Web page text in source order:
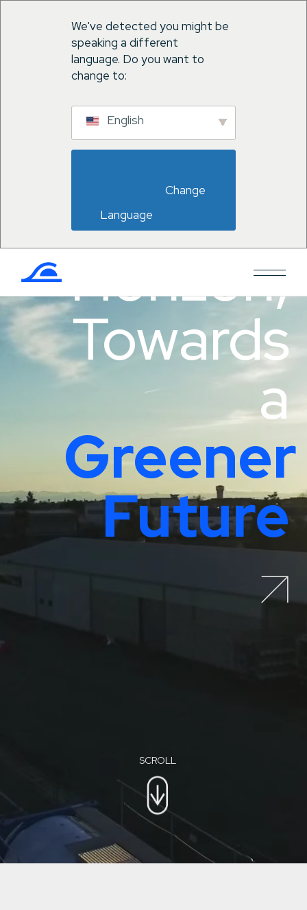
We've detected you might be
speaking a different
language. Do you want to
change to:
English
Language
SCROLL
Water
Horizon,
Towards
a
Greener
Future